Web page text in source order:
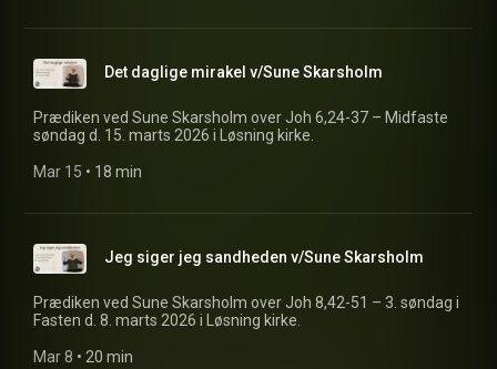
Det daglige mirakel v/Sune Skarsholm
Prædiken ved Sune Skarsholm over Joh 6,24-37 – Midfaste
søndag d. 15. marts 2026 i Løsning kirke.
Mar 15 • 18 min
Jeg siger jeg sandheden v/Sune Skarsholm
Prædiken ved Sune Skarsholm over Joh 8,42-51 – 3. søndag i
Fasten d. 8. marts 2026 i Løsning kirke.
Mar 8 • 20 min